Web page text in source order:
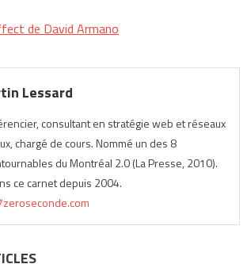
de David Armano
Lessard
consultant en stratégie web et réseaux
chargé de cours. Nommé un des 8
du Montréal 2.0 (La Presse, 2010).
ce carnet depuis 2004.